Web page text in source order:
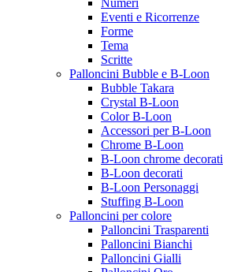
Numeri
Eventi e Ricorrenze
Forme
Tema
Scritte
Palloncini Bubble e B-Loon
Bubble Takara
Crystal B-Loon
Color B-Loon
Accessori per B-Loon
Chrome B-Loon
B-Loon chrome decorati
B-Loon decorati
B-Loon Personaggi
Stuffing B-Loon
Palloncini per colore
Palloncini Trasparenti
Palloncini Bianchi
Palloncini Gialli